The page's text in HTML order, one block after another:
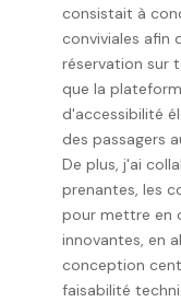
consistait à
conviviales afin
réservation sur
que la
d'accessibilité
des passagers
De plus, j'ai
prenantes, les
pour mettre en
innovantes, en
conception
faisabilité